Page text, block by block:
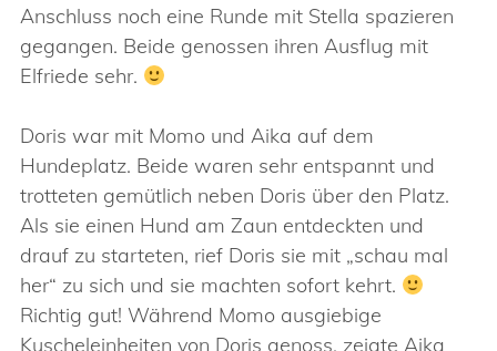
Anschluss noch eine Runde mit Stella spazieren
gegangen. Beide genossen ihren Ausflug mit
Elfriede sehr.
Doris war mit Momo und Aika auf dem
Hundeplatz. Beide waren sehr entspannt und
trotteten gemütlich neben Doris über den Platz.
Als sie einen Hund am Zaun entdeckten und
drauf zu starteten, rief Doris sie mit „schau mal
her“ zu sich und sie machten sofort kehrt.
Richtig gut! Während Momo ausgiebige
Kuscheleinheiten von Doris genoss, zeigte Aika